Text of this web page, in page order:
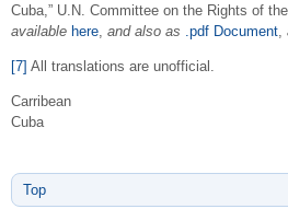
Cuba,” U.N. Committee on the Rights of
available here, and also as .pdf Document,
[7] All translations are unofficial.
Carribean
Cuba
Top